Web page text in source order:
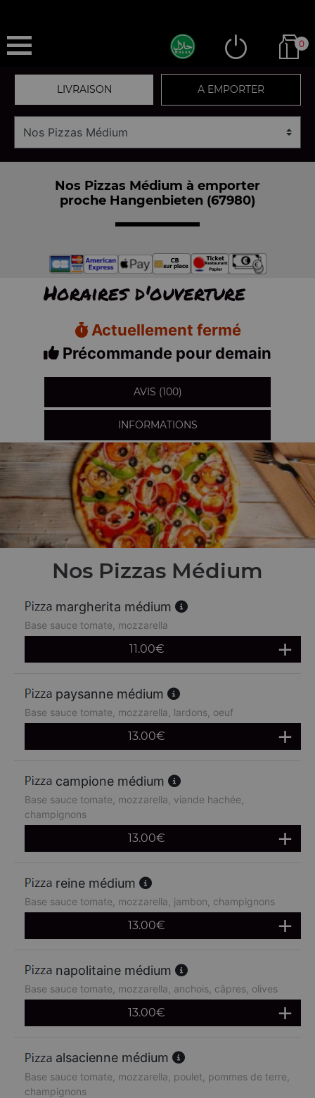
0
LIVRAISON A EMPORTER
Nos Pizzas Médium à emporter
proche Hangenbieten (67980)
Horaires d'ouverture
Actuellement fermé
Précommande pour demain
AVIS (100)
INFORMATIONS
Nos Pizzas Médium
margherita médium
Base sauce tomate, mozzarella
11.00€
paysanne médium
Base sauce tomate, mozzarella, lardons, oeuf
13.00€
campione médium
Base sauce tomate, mozzarella, viande hachée,
champignons
13.00€
reine médium
Base sauce tomate, mozzarella, jambon, champignons
13.00€
napolitaine médium
Base sauce tomate, mozzarella, anchois, câpres, olives
13.00€
alsacienne médium
Base sauce tomate, mozzarella, poulet, pommes de terre,
champignons